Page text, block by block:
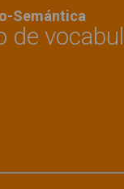
Semántica
de